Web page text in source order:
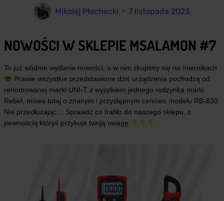
Mikołaj Płachecki 7 listopada 2023
NOWOŚCI W SKLEPIE MSALAMON #7
To już siódme wydanie nowości, a w nim skupimy się na miernikach
Prawie wszystkie przedstawione dziś urządzenia pochodzą od
renomowanej marki UNI-T z wyjątkiem jednego rodzynka marki
Rebel, mowa tutaj o znanym i przystępnym cenowo modelu RB-830.
Nie przedłużając… Sprawdź co trafiło do naszego sklepu, z
pewnością któryś przykuje twoją uwagę